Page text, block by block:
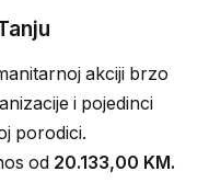
akciji brzo
i pojedinci
porodici.
od 20.133,00 KM.